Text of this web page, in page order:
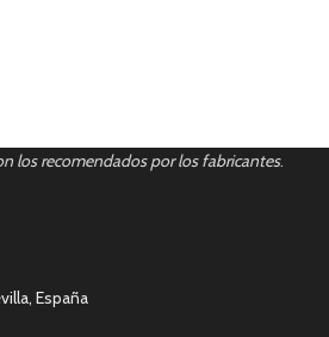
los recomendados por los fabricantes.
España